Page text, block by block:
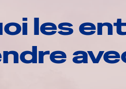
les